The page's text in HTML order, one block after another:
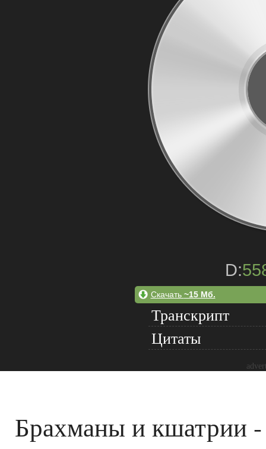
D:
Скачать ~15 Мб.
Транскрипт
Цитаты
Брахманы и кшатрии -